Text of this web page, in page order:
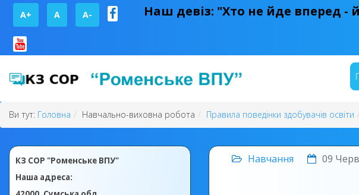
A+ А A- Наш девіз: "Хто не йде вперед -
Ви тут: Головна Навчально-виховна робота Правила поведінки здобувачів освіти
КЗ СОР "Роменське ВПУ"
Наша адреса:
Навчання 09